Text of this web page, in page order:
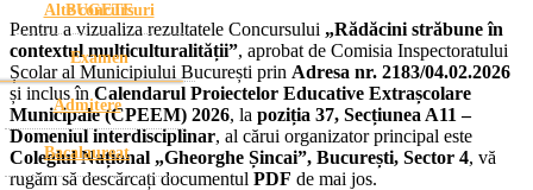
Alte concursuri
Examen
Admitere
Bacalaureat
BUGETE
Pentru a vizualiza rezultatele Concursului „Rădăcini străbune în
contextul multiculturalității”, aprobat de Comisia Inspectoratului
Școlar al Municipiului București prin Adresa nr. 2183/04.02.2026
și inclus în Calendarul Proiectelor Educative Extrașcolare
Municipale (CPEEM) 2026, la poziția 37, Secțiunea A11 –
Domeniul interdisciplinar, al cărui organizator principal este
Colegiul Național „Gheorghe Șincai”, București, Sector 4, vă
rugăm să descărcați documentul PDF de mai jos.